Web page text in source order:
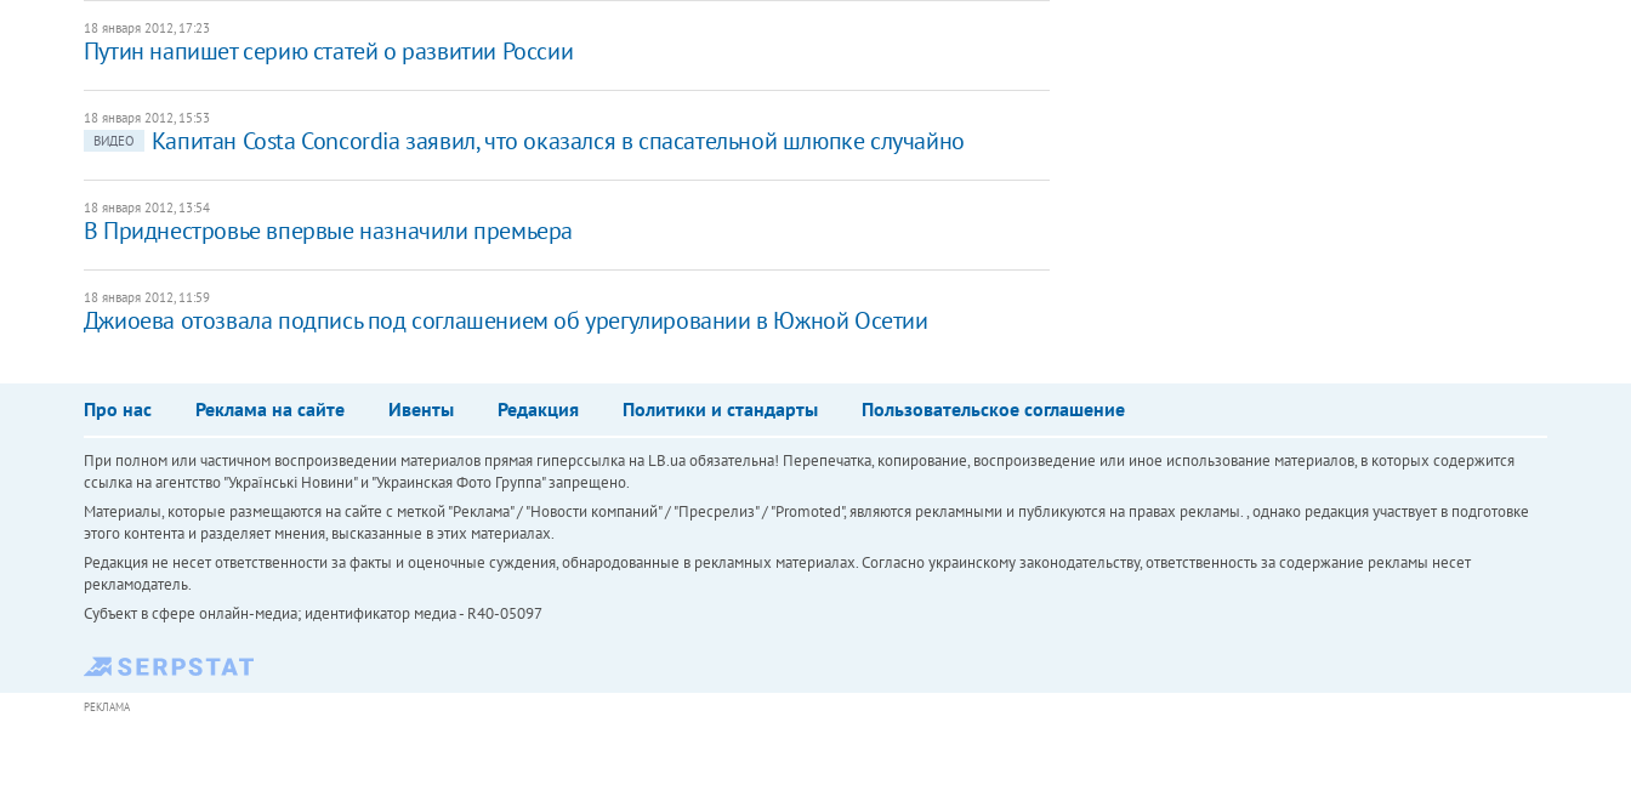
18 января 2012, 17:23
Путин напишет серию статей о развитии России
18 января 2012, 15:53
ВИДЕО
Капитан Costa Concordia заявил, что оказался в спасательной шлюпке случайно
18 января 2012, 13:54
В Приднестровье впервые назначили премьера
18 января 2012, 11:59
Джиоева отозвала подпись под соглашением об урегулировании в Южной Осетии
Про нас Реклама на сайте Ивенты Редакция Политики и стандарты Пользовательское соглашение
При полном или частичном воспроизведении материалов прямая гиперссылка на LB.ua обязательна! Перепечатка, копирование, воспроизведение или иное использование материалов, в которых содержится
ссылка на агентство "Українськi Новини" и "Украинская Фото Группа" запрещено.
Материалы, которые размещаются на сайте с меткой "Реклама" / "Новости компаний" / "Пресрелиз" / "Promoted", являются рекламными и публикуются на правах рекламы. , однако редакция участвует в подготовке
этого контента и разделяет мнения, высказанные в этих материалах.
Редакция не несет ответственности за факты и оценочные суждения, обнародованные в рекламных материалах. Согласно украинскому законодательству, ответственность за содержание рекламы несет
рекламодатель.
Субъект в сфере онлайн-медиа; идентификатор медиа - R40-05097
РЕКЛАМА